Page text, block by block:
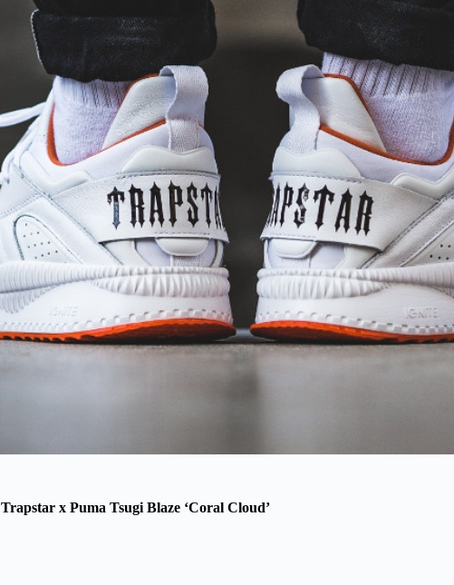
Trapstar x Puma Tsugi Blaze ‘Coral Cloud’